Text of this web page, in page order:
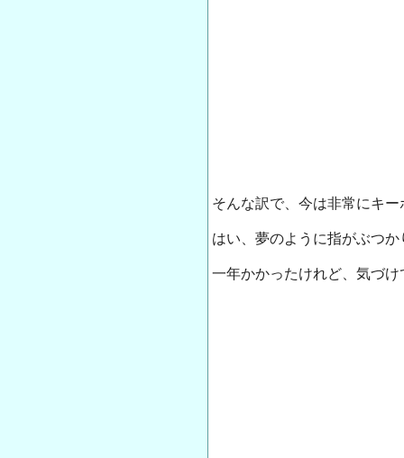
そんな訳で、今は非常にキ
はい、夢のように指がぶつか
一年かかったけれど、気づ